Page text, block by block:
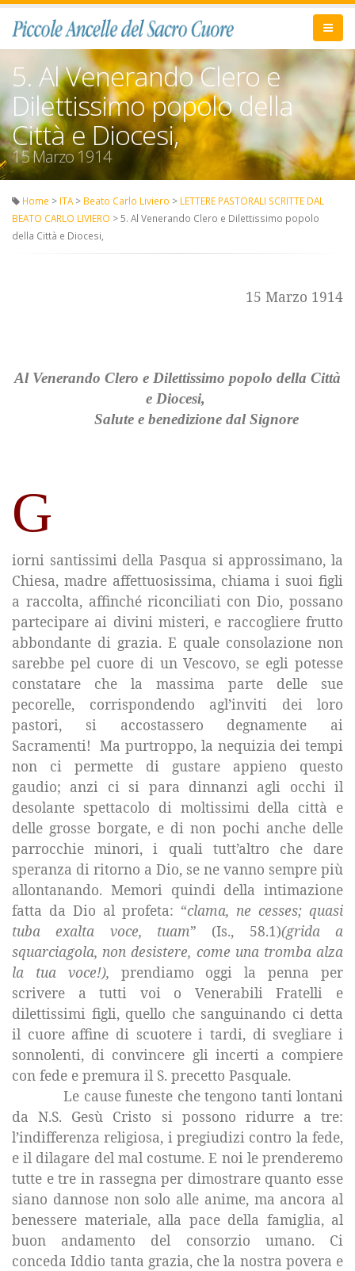
5. Al Venerando Clero e
Dilettissimo popolo della
Città e Diocesi,
15 Marzo 1914
Home > ITA > Beato Carlo Liviero > LETTERE PASTORALI SCRITTE DAL
BEATO CARLO LIVIERO > 5. Al Venerando Clero e Dilettissimo popolo
della Città e Diocesi,
15 Marzo 1914
Al Venerando Clero e Dilettissimo popolo della Città
e Diocesi,
Salute e benedizione dal Signore
G
iorni santissimi della Pasqua si approssimano, la
Chiesa, madre affettuosissima, chiama i suoi figli
a raccolta, affinché riconciliati con Dio, possano
partecipare ai divini misteri, e raccogliere frutto
abbondante di grazia. E quale consolazione non
sarebbe pel cuore di un Vescovo, se egli potesse
constatare che la massima parte delle sue
pecorelle, corrispondendo agl’inviti dei loro
pastori, si accostassero degnamente ai
Sacramenti! Ma purtroppo, la nequizia dei tempi
non ci permette di gustare appieno questo
gaudio; anzi ci si para dinnanzi agli occhi il
desolante spettacolo di moltissimi della città e
delle grosse borgate, e di non pochi anche delle
parrocchie minori, i quali tutt’altro che dare
speranza di ritorno a Dio, se ne vanno sempre più
allontanando. Memori quindi della intimazione
fatta da Dio al profeta: “clama, ne cesses; quasi
tuba exalta voce, tuam” (Is., 58.1)(grida a
squarciagola, non desistere, come una tromba alza
la tua voce!), prendiamo oggi la penna per
scrivere a tutti voi o Venerabili Fratelli e
dilettissimi figli, quello che sanguinando ci detta
il cuore affine di scuotere i tardi, di svegliare i
sonnolenti, di convincere gli incerti a compiere
con fede e premura il S. precetto Pasquale.
Le cause funeste che tengono tanti lontani
da N.S. Gesù Cristo si possono ridurre a tre:
l’indifferenza religiosa, i pregiudizi contro la fede,
e il dilagare del mal costume. E noi le prenderemo
tutte e tre in rassegna per dimostrare quanto esse
siano dannose non solo alle anime, ma ancora al
benessere materiale, alla pace della famiglia, al
buon andamento del consorzio umano. Ci
conceda Iddio tanta grazia, che la nostra povera e